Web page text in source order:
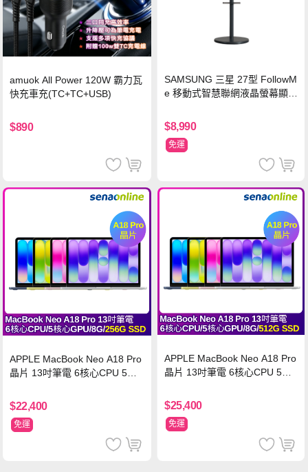
amuok All Power 120W 霸力瓦
快充車充(TC+TC+USB)
$890
SAMSUNG 三星 27型 FollowM
e 移動式智慧聯網液晶螢幕顯示
$8,990
免運
APPLE MacBook Neo A18 Pro
晶片 13吋筆電 6核心CPU 5核
$22,400
免運
APPLE MacBook Neo A18 Pro
晶片 13吋筆電 6核心CPU 5核
$25,400
免運